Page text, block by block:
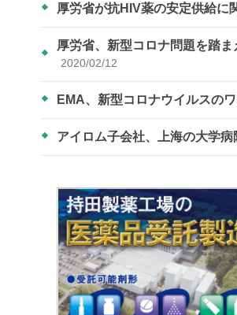
厚労省が抗HIV薬の安定供給
厚労省、新型コロナ問題を踏
2020/02/12
EMA、新型コロナウイルスの
アイロム子会社、上海の大学